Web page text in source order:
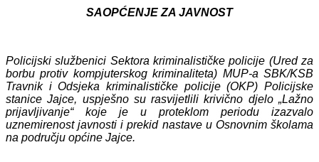
SAOPĆENJE ZA JAVNOST
Policijski službenici Sektora kriminalističke policije (Ured za
borbu protiv kompjuterskog kriminaliteta) MUP-a SBK/KSB
Travnik i Odsjeka kriminalističke policije (OKP) Policijske
stanice Jajce, uspješno su rasvijetlili krivično djelo „Lažno
prijavljivanje“ koje je u proteklom periodu izazvalo
uznemirenost javnosti i prekid nastave u Osnovnim školama
na području općine Jajce.